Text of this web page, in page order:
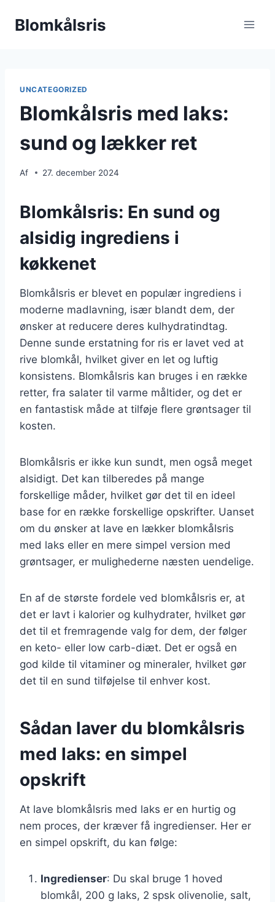
Blomkålsris
UNCATEGORIZED
Blomkålsris med laks:
sund og lækker ret
Af 27. december 2024
Blomkålsris: En sund og
alsidig ingrediens i
køkkenet
Blomkålsris er blevet en populær ingrediens i
moderne madlavning, især blandt dem, der
ønsker at reducere deres kulhydratindtag.
Denne sunde erstatning for ris er lavet ved at
rive blomkål, hvilket giver en let og luftig
konsistens. Blomkålsris kan bruges i en række
retter, fra salater til varme måltider, og det er
en fantastisk måde at tilføje flere grøntsager til
kosten.
Blomkålsris er ikke kun sundt, men også meget
alsidigt. Det kan tilberedes på mange
forskellige måder, hvilket gør det til en ideel
base for en række forskellige opskrifter. Uanset
om du ønsker at lave en lækker blomkålsris
med laks eller en mere simpel version med
grøntsager, er mulighederne næsten uendelige.
En af de største fordele ved blomkålsris er, at
det er lavt i kalorier og kulhydrater, hvilket gør
det til et fremragende valg for dem, der følger
en keto- eller low carb-diæt. Det er også en
god kilde til vitaminer og mineraler, hvilket gør
det til en sund tilføjelse til enhver kost.
Sådan laver du blomkålsris
med laks: en simpel
opskrift
At lave blomkålsris med laks er en hurtig og
nem proces, der kræver få ingredienser. Her er
en simpel opskrift, du kan følge:
Ingredienser: Du skal bruge 1 hoved
blomkål, 200 g laks, 2 spsk olivenolie, salt,